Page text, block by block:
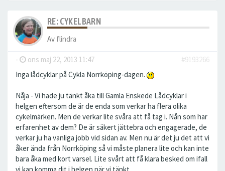
RE: CYKELBARN
Av flindra
- ons maj 22, 2013 11:47
#9193266
Inga lådcyklar på Cykla Norrköping-dagen.
Nåja - Vi hade ju tänkt åka till Gamla Enskede Lådcyklar i
helgen eftersom de är de enda som verkar ha flera olika
cykelmärken. Men de verkar lite svåra att få tag i. Nån som har
erfarenhet av dem? De är säkert jättebra och engagerade, de
verkar ju ha vanliga jobb vid sidan av. Men nu är det ju det att vi
åker ända från Norrköping så vi måste planera lite och kan inte
bara åka med kort varsel. Lite svårt att få klara besked om ifall